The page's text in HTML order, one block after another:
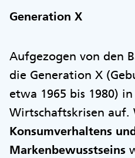
Generation X
Aufgezogen von den
die Generation X
etwa 1965 bis 1980)
Wirtschaftskrisen auf.
Konsumverhaltens
Markenbewusstseins